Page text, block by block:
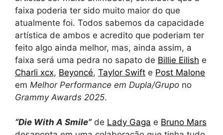
faixa poderia ter sido muito maior do que
atualmente foi. Todos sabemos da capacidade
artística de ambos e acredito que poderiam ter
feito algo ainda melhor, mas, ainda assim, a
faixa será uma pedra no sapato de Billie Eilish e
Charli xcx, Beyoncé, Taylor Swift e Post Malone
em Melhor Performance em Dupla/Grupo no
Grammy Awards 2025.
“Die With A Smile”de Lady Gaga e Bruno Mars